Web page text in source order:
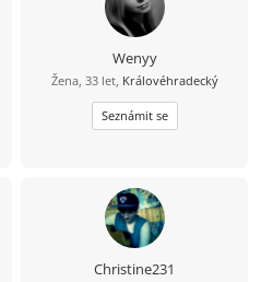
Wenyy
Žena, 33 let, Královéhradecký
Seznámit se
Christine231